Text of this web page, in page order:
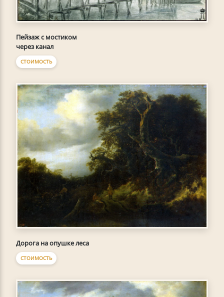
Пейзаж с мостиком
через канал
СТОИМОСТЬ
Дорога на опушке леса
СТОИМОСТЬ